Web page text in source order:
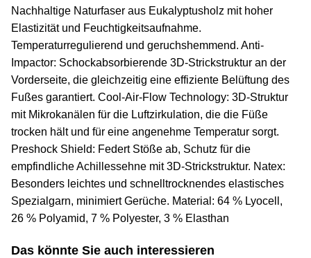
Nachhaltige Naturfaser aus Eukalyptusholz mit hoher
Elastizität und Feuchtigkeitsaufnahme.
Temperaturregulierend und geruchshemmend. Anti-
Impactor: Schockabsorbierende 3D-Strickstruktur an der
Vorderseite, die gleichzeitig eine effiziente Belüftung des
Fußes garantiert. Cool-Air-Flow Technology: 3D-Struktur
mit Mikrokanälen für die Luftzirkulation, die die Füße
trocken hält und für eine angenehme Temperatur sorgt.
Preshock Shield: Federt Stöße ab, Schutz für die
empfindliche Achillessehne mit 3D-Strickstruktur. Natex:
Besonders leichtes und schnelltrocknendes elastisches
Spezialgarn, minimiert Gerüche. Material: 64 % Lyocell,
26 % Polyamid, 7 % Polyester, 3 % Elasthan
Das könnte Sie auch interessieren